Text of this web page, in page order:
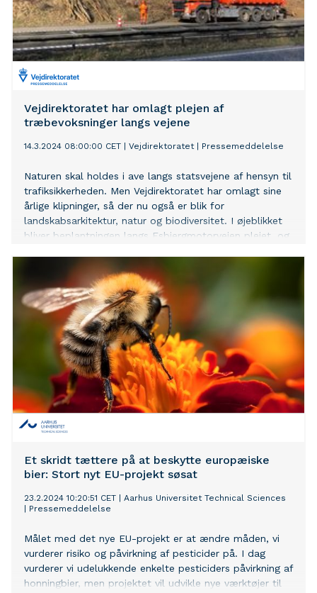
Vejdirektoratet har omlagt plejen af
træbevoksninger langs vejene
14.3.2024 08:00:00 CET Vejdirektoratet| Pressemeddelelse
Naturen skal holdes i ave langs statsvejene af hensyn til
trafiksikkerheden. Men Vejdirektoratet har omlagt sine
årlige klipninger, så der nu også er blik for
landskabsarkitektur, natur og biodiversitet. I øjeblikket
bliver beplantningen langs Esbjergmotorvejen plejet, og
Sjælland og i Syddanmark.
Et skridt tættere på at beskytte europæiske
bier: Stort nyt EU-projekt søsat
23.2.2024 10:20:51 CET
Aarhus Universitet Technical Sciences
Pressemeddelelse
Målet med det nye EU-projekt er at ændre måden, vi
vurderer risiko og påvirkning af pesticider på. I dag
vurderer vi udelukkende enkelte pesticiders påvirkning af
honningbier, men projektet vil udvikle nye værktøjer til